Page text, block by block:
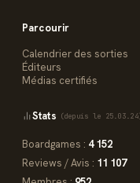
Parcourir
Calendrier des sorties
Éditeurs
Médias certifiés
Stats (depuis le
Boardgames : 4 152
Reviews / Avis : 11 107